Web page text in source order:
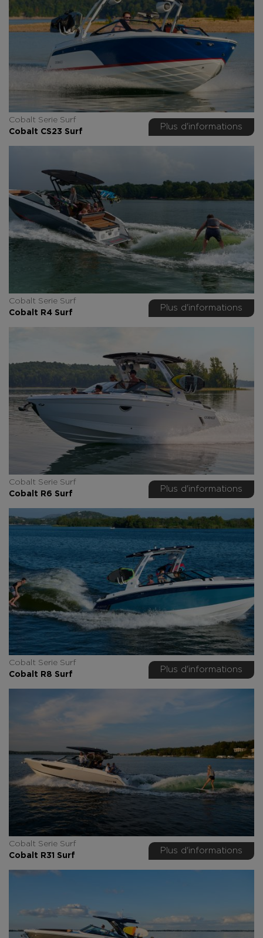
Cobalt Serie Surf
Cobalt CS23 Surf
Plus d'informations
Cobalt Serie Surf
Cobalt R4 Surf
Plus d'informations
Cobalt Serie Surf
Cobalt R6 Surf
Plus d'informations
Cobalt Serie Surf
Cobalt R8 Surf
Plus d'informations
Cobalt Serie Surf
Cobalt R31 Surf
Plus d'informations